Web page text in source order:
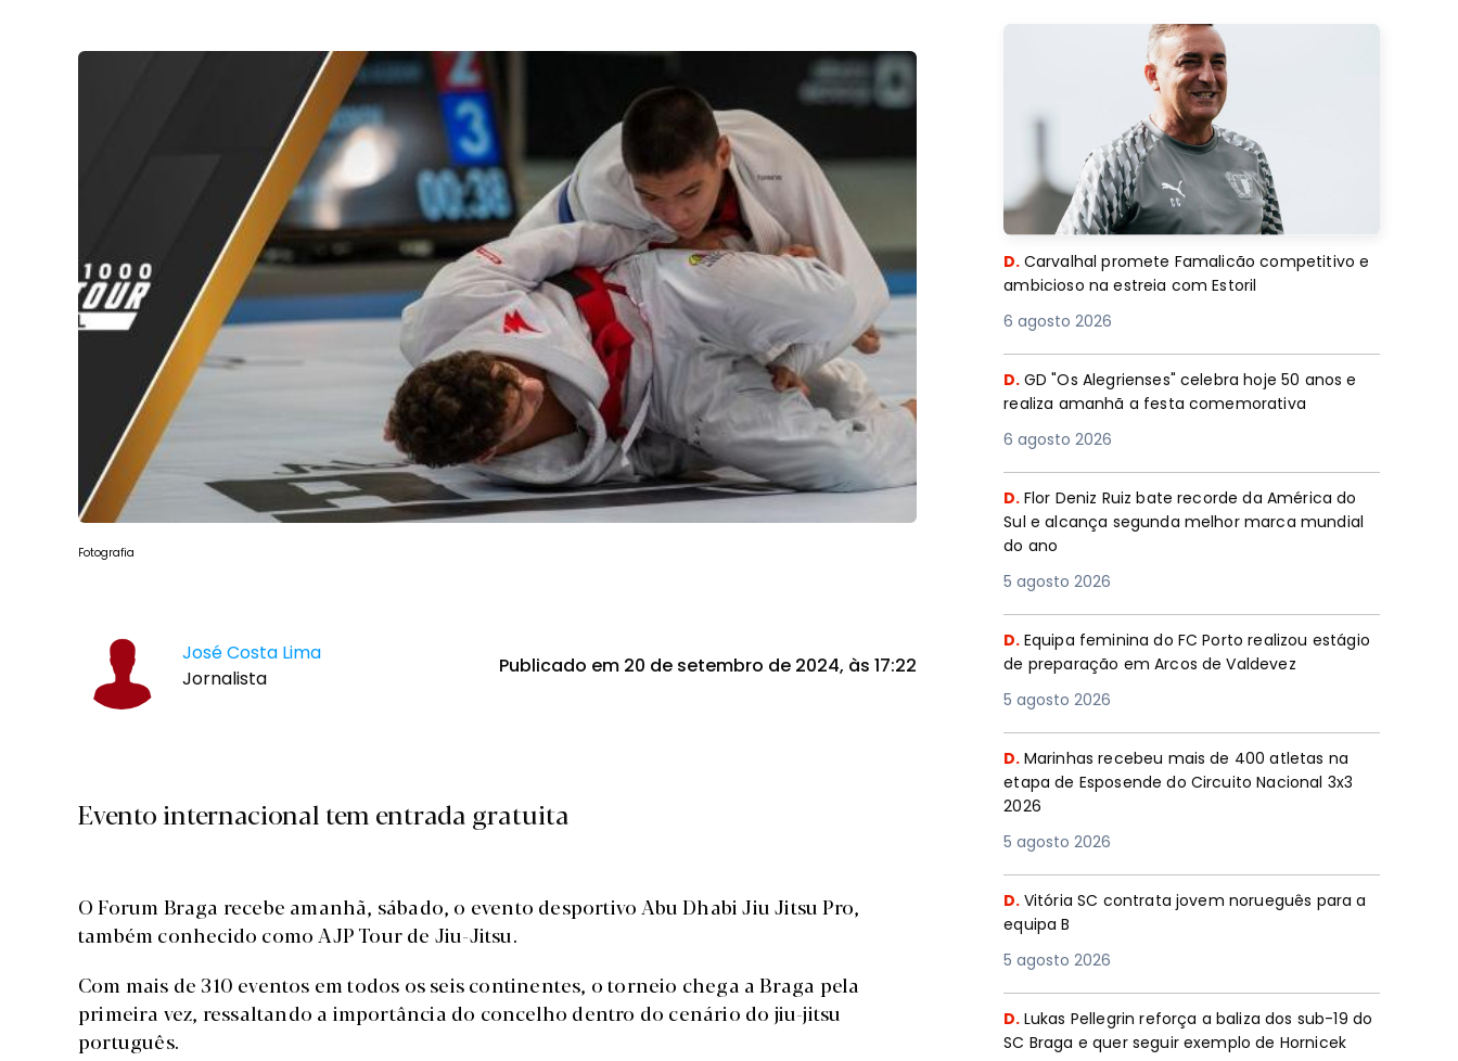
Fotografia
José Costa Lima
Jornalista
Publicado em 20 de setembro de 2024, às 17:22
Evento internacional tem entrada gratuita
O Forum Braga recebe amanhã, sábado, o evento desportivo Abu Dhabi Jiu Jitsu Pro,
também conhecido como AJP Tour de Jiu-Jitsu.
Com mais de 310 eventos em todos os seis continentes, o torneio chega a Braga pela
primeira vez, ressaltando a importância do concelho dentro do cenário do jiu-jitsu
português.
D. Carvalhal promete Famalicão competitivo e
ambicioso na estreia com Estoril
6 agosto 2026
D. GD "Os Alegrienses" celebra hoje 50 anos e
realiza amanhã a festa comemorativa
6 agosto 2026
D. Flor Deniz Ruiz bate recorde da América do
Sul e alcança segunda melhor marca mundial
do ano
5 agosto 2026
D. Equipa feminina do FC Porto realizou estágio
de preparação em Arcos de Valdevez
5 agosto 2026
D. Marinhas recebeu mais de 400 atletas na
etapa de Esposende do Circuito Nacional 3x3
2026
5 agosto 2026
D. Vitória SC contrata jovem norueguês para a
equipa B
5 agosto 2026
D. Lukas Pellegrin reforça a baliza dos sub-19 do
SC Braga e quer seguir exemplo de Hornicek